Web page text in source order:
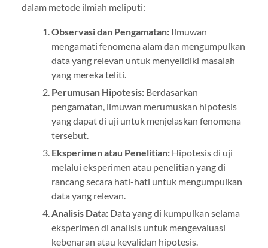
dalam metode ilmiah meliputi:
Observasi dan Pengamatan:Ilmuwan
mengamati fenomena alam dan mengumpulkan
data yang relevan untuk menyelidiki masalah
yang mereka teliti.
Perumusan Hipotesis:Berdasarkan
pengamatan, ilmuwan merumuskan hipotesis
yang dapat di uji untuk menjelaskan fenomena
tersebut.
Eksperimen atau Penelitian:Hipotesis di uji
melalui eksperimen atau penelitian yang di
rancang secara hati-hati untuk mengumpulkan
data yang relevan.
Analisis Data:Data yang di kumpulkan selama
eksperimen di analisis untuk mengevaluasi
kebenaran atau kevalidan hipotesis.